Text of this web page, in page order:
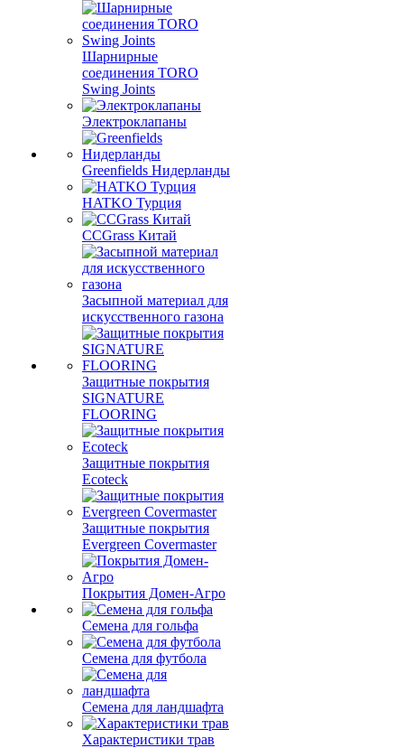
Шарнирные
соединения TORO
Swing Joints
Электроклапаны
Greenfields Нидерланды
HATKO Турция
CCGrass Китай
Засыпной материал для
искусственного газона
Защитные покрытия
SIGNATURE
FLOORING
Защитные покрытия
Ecoteck
Защитные покрытия
Evergreen Covermaster
Покрытия Домен-Агро
Семена для гольфа
Семена для футбола
Семена для ландшафта
Характеристики трав